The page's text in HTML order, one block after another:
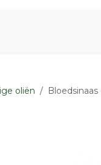
oliën Bloedsinaas